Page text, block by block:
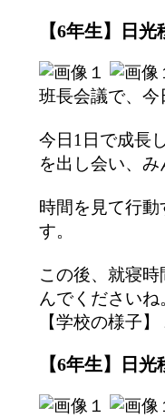
【6年生】日
班長会議で、
今日1日で成長
を出し会い、
時間を見て行
す。
この後、就寝
んでください
【学校の様子
【6年生】日